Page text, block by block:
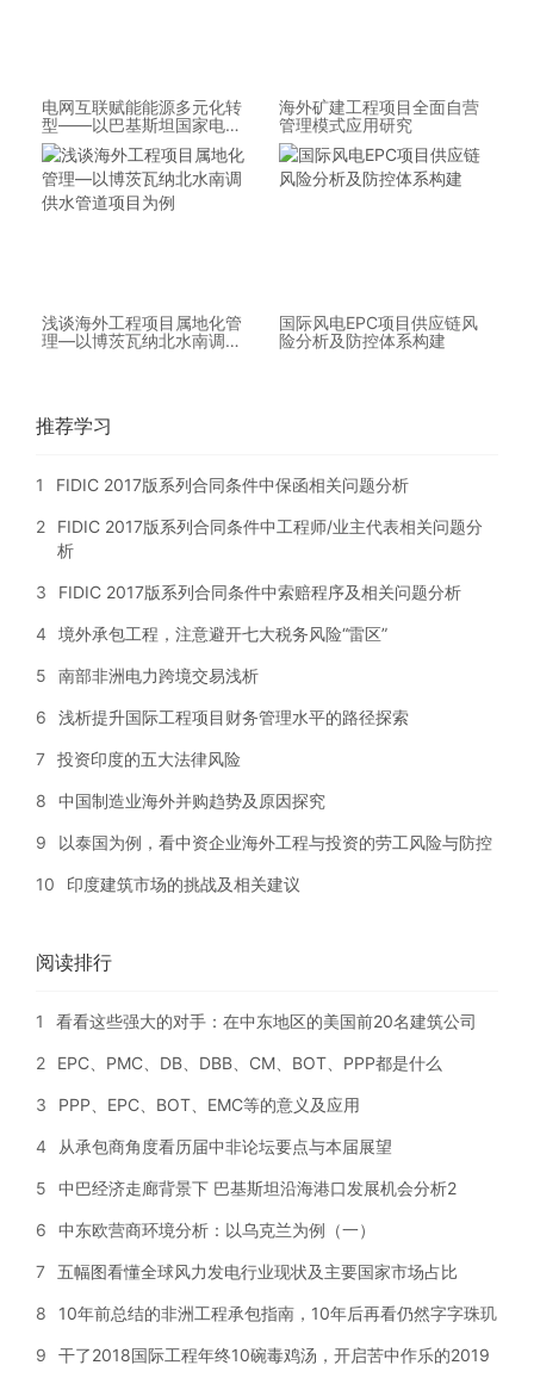
电网互联赋能能源多元化转
型——以巴基斯坦国家电网
调度三期项目为例
海外矿建工程项目全面自营
管理模式应用研究
浅谈海外工程项目属地化管
理—以博茨瓦纳北水南调供
国际风电EPC项目供应链风
险分析及防控体系构建
推荐学习
1 FIDIC 2017版系列合同条件中保函相关问题分析
2
FIDIC 2017版系列合同条件中工程师/业主代表相关问题分
析
3 FIDIC 2017版系列合同条件中索赔程序及相关问题分析
4 境外承包工程，注意避开七大税务风险“雷区”
5 南部非洲电力跨境交易浅析
6 浅析提升国际工程项目财务管理水平的路径探索
7 投资印度的五大法律风险
8 中国制造业海外并购趋势及原因探究
9 以泰国为例，看中资企业海外工程与投资的劳工风险与防控
10 印度建筑市场的挑战及相关建议
阅读排行
1 看看这些强大的对手：在中东地区的美国前20名建筑公司
2 EPC、PMC、DB、DBB、CM、BOT、PPP都是什么
3 PPP、EPC、BOT、EMC等的意义及应用
4 从承包商角度看历届中非论坛要点与本届展望
5 中巴经济走廊背景下 巴基斯坦沿海港口发展机会分析2
6 中东欧营商环境分析：以乌克兰为例（一）
7 五幅图看懂全球风力发电行业现状及主要国家市场占比
8 10年前总结的非洲工程承包指南，10年后再看仍然字字珠玑
9 干了2018国际工程年终10碗毒鸡汤，开启苦中作乐的2019